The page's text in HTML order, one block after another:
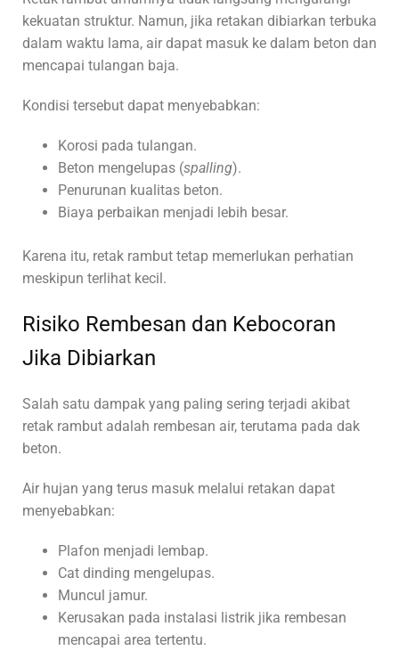
kekuatan struktur. Namun, jika retakan dibiarkan terbuka
dalam waktu lama, air dapat masuk ke dalam beton dan
mencapai tulangan baja.
Kondisi tersebut dapat menyebabkan:
Korosi pada tulangan.
Beton mengelupas (spalling).
Penurunan kualitas beton.
Biaya perbaikan menjadi lebih besar.
Karena itu, retak rambut tetap memerlukan perhatian
meskipun terlihat kecil.
Risiko Rembesan dan Kebocoran
Jika Dibiarkan
Salah satu dampak yang paling sering terjadi akibat
retak rambut adalah rembesan air, terutama pada dak
beton.
Air hujan yang terus masuk melalui retakan dapat
menyebabkan:
Plafon menjadi lembap.
Cat dinding mengelupas.
Muncul jamur.
Kerusakan pada instalasi listrik jika rembesan
mencapai area tertentu.